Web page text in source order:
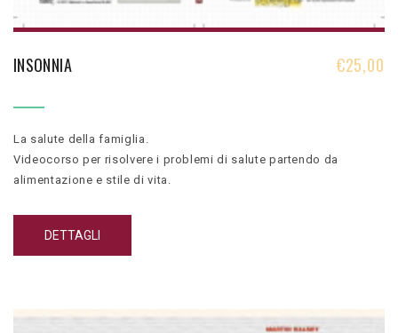
INSONNIA €25,00
La salute della famiglia.
Videocorso per risolvere i problemi di salute partendo da
alimentazione e stile di vita.
Contiene: corso teorico, corso di cucina e breve riassunto corso
DETTAGLI